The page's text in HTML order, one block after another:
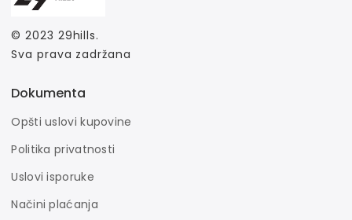
© 2023 29hills.
Sva prava zadržana
Dokumenta
Opšti uslovi kupovine
Politika privatnosti
Uslovi isporuke
Načini plaćanja